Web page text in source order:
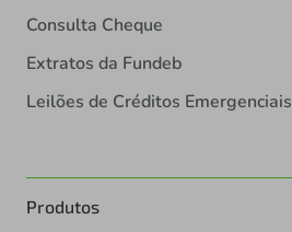
Consulta Cheque
Extratos da Fundeb
Leilões de Créditos Emergenciais
Produtos